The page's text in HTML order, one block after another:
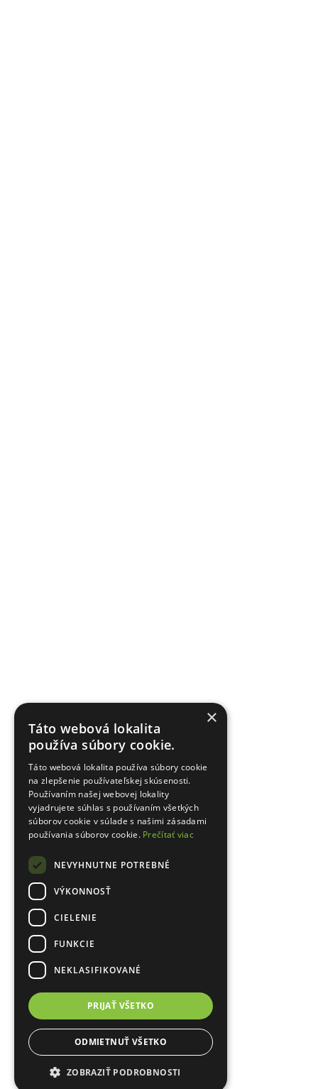
×
Táto webová lokalita
používa súbory cookie.
Táto webová lokalita používa súbory cookie
na zlepšenie používateľskej skúsenosti.
Používaním našej webovej lokality
vyjadrujete súhlas s používaním všetkých
súborov cookie v súlade s našimi zásadami
používania súborov cookie. Prečítať viac
NEVYHNUTNE POTREBNÉ
VÝKONNOSŤ
CIELENIE
FUNKCIE
NEKLASIFIKOVANÉ
PRIJAŤ VŠETKO
ODMIETNUŤ VŠETKO
ZOBRAZIŤ PODROBNOSTI